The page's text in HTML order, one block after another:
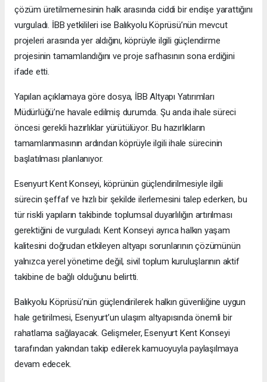
çözüm üretilmemesinin halk arasında ciddi bir endişe yarattığını
vurguladı. İBB yetkilileri ise Balıkyolu Köprüsü’nün mevcut
projeleri arasında yer aldığını, köprüyle ilgili güçlendirme
projesinin tamamlandığını ve proje safhasının sona erdiğini
ifade etti.
Yapılan açıklamaya göre dosya, İBB Altyapı Yatırımları
Müdürlüğü’ne havale edilmiş durumda. Şu anda ihale süreci
öncesi gerekli hazırlıklar yürütülüyor. Bu hazırlıkların
tamamlanmasının ardından köprüyle ilgili ihale sürecinin
başlatılması planlanıyor.
Esenyurt Kent Konseyi, köprünün güçlendirilmesiyle ilgili
sürecin şeffaf ve hızlı bir şekilde ilerlemesini talep ederken, bu
tür riskli yapıların takibinde toplumsal duyarlılığın artırılması
gerektiğini de vurguladı. Kent Konseyi ayrıca halkın yaşam
kalitesini doğrudan etkileyen altyapı sorunlarının çözümünün
yalnızca yerel yönetime değil, sivil toplum kuruluşlarının aktif
takibine de bağlı olduğunu belirtti.
Balıkyolu Köprüsü’nün güçlendirilerek halkın güvenliğine uygun
hale getirilmesi, Esenyurt’un ulaşım altyapısında önemli bir
rahatlama sağlayacak. Gelişmeler, Esenyurt Kent Konseyi
tarafından yakından takip edilerek kamuoyuyla paylaşılmaya
devam edecek.